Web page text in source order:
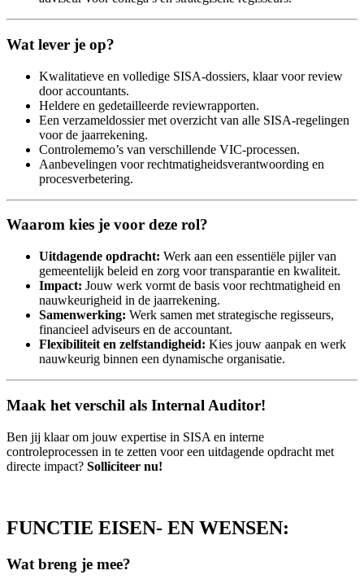
Wat lever je op?
Kwalitatieve en volledige SISA-dossiers, klaar voor review
door accountants.
Heldere en gedetailleerde reviewrapporten.
Een verzameldossier met overzicht van alle SISA-regelingen
voor de jaarrekening.
Controlememo’s van verschillende VIC-processen.
Aanbevelingen voor rechtmatigheidsverantwoording en
procesverbetering.
Waarom kies je voor deze rol?
Uitdagende opdracht: Werk aan een essentiële pijler van
gemeentelijk beleid en zorg voor transparantie en kwaliteit.
Impact: Jouw werk vormt de basis voor rechtmatigheid en
nauwkeurigheid in de jaarrekening.
Samenwerking: Werk samen met strategische regisseurs,
financieel adviseurs en de accountant.
Flexibiliteit en zelfstandigheid: Kies jouw aanpak en werk
nauwkeurig binnen een dynamische organisatie.
Maak het verschil als Internal Auditor!
Ben jij klaar om jouw expertise in SISA en interne
controleprocessen in te zetten voor een uitdagende opdracht met
directe impact? Solliciteer nu!
FUNCTIE EISEN- EN WENSEN:
Wat breng je mee?